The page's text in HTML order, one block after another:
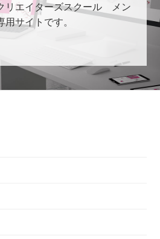
リエイターズスクール メン
用サイトです。